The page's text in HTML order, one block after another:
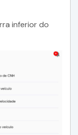
inferior do